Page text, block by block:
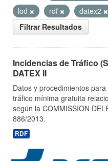
lod
rdf datex2
Filtrar Resultados
Incidencias de Tráfico
DATEX II
Datos y procedimientos
tráfico mínima gratuita
según la COMMISSION
886/2013.
RDF